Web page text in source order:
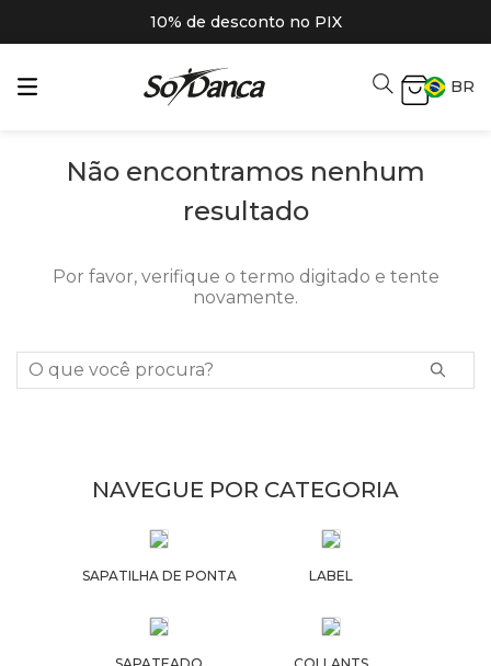
10% de desconto no PIX
BR
Não encontramos nenhum
resultado
Por favor, verifique o termo digitado e tente
novamente.
O que você procura?
NAVEGUE POR CATEGORIA
SAPATILHA DE PONTA LABEL